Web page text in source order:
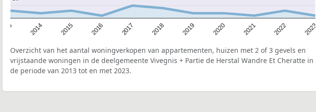
2014 2015 2016 2017 2018 2019 2020 2021 2022 2023
Overzicht van het aantal woningverkopen van appartementen, huizen met 2 of 3 gevels en
vrijstaande woningen in de deelgemeente Vivegnis + Partie de Herstal Wandre Et Cheratte in
de periode van 2013 tot en met 2023.